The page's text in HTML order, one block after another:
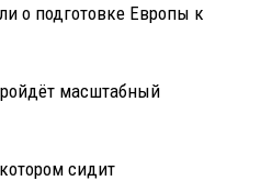
о подготовке Европы к
масштабный
сидит